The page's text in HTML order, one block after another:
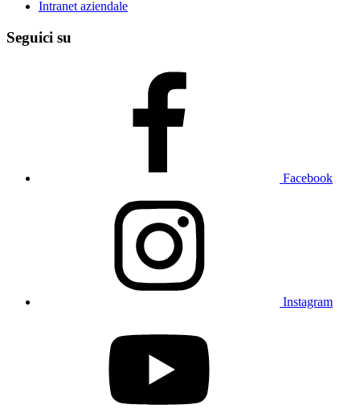
Intranet aziendale
Seguici su
Facebook
Instagram